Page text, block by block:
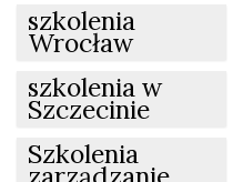
szkolenia
Wrocław
szkolenia w
Szczecinie
Szkolenia